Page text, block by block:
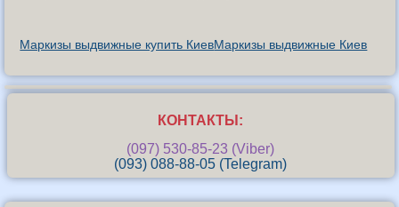
Маркизы выдвижные купить КиевМаркизы выдвижные Киев
КОНТАКТЫ:
(097) 530-85-23 (Viber)
(093) 088-88-05 (Telegram)